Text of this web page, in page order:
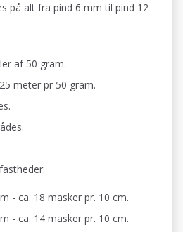
på alt fra pind 6 mm til pind 12
af 50 gram.
meter pr 50 gram.
- ca. 18 masker pr. 10 cm.
- ca. 14 masker pr. 10 cm.